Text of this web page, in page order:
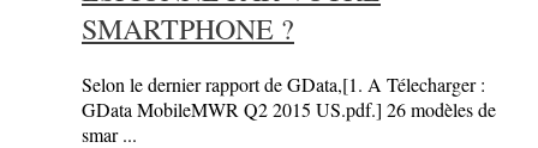
SMARTPHONE ?
Selon le dernier rapport de GData,[1. A Télecharger :
GData MobileMWR Q2 2015 US.pdf.] 26 modèles de
smar ...